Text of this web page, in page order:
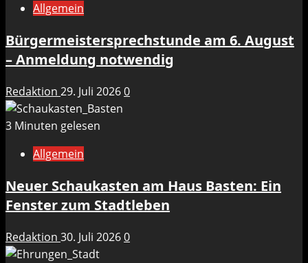
Allgemein
Bürgermeistersprechstunde am 6. August
– Anmeldung notwendig
Redaktion 29. Juli 20260
3 Minuten gelesen
Allgemein
Neuer Schaukasten am Haus Basten: Ein
Fenster zum Stadtleben
Redaktion 30. Juli 20260